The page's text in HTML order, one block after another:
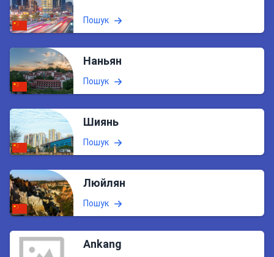
Пошук
Наньян
Пошук
Шиянь
Пошук
Люйлян
Пошук
Ankang